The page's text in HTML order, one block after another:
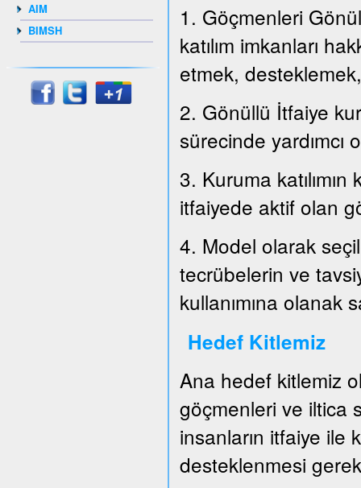
AIM
BIMSH
1. Göçmenleri
katılım imkanları
etmek, desteklemek,
2. Gönüllü İtfaiye
sürecinde
3. Kuruma katılımın
itfaiyede aktif olan
4. Model olarak
tecrübelerin ve
kullanımına olanak
Hedef Kitlemiz
Ana hedef kitlemiz
göçmenleri ve iltica
insanların itfaiye ile
desteklenmesi